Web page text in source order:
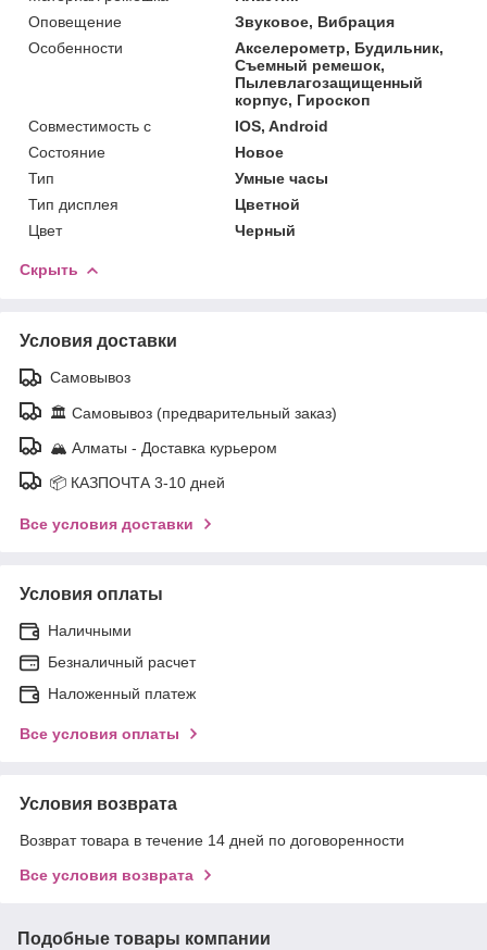
Оповещение
Звуковое, Вибрация
Особенности
Акселерометр, Будильник,
Съемный ремешок,
Пылевлагозащищенный
корпус, Гироскоп
Совместимость с
IOS, Android
Состояние
Новое
Тип
Умные часы
Тип дисплея
Цветной
Цвет
Черный
Скрыть
Условия доставки
Самовывоз
🏛️ Самовывоз (предварительный заказ)
🏔️ Алматы - Доставка курьером
📦 КАЗПОЧТА 3-10 дней
Все условия доставки
Условия оплаты
Наличными
Безналичный расчет
Наложенный платеж
Все условия оплаты
Условия возврата
Возврат товара в течение 14 дней по договоренности
Все условия возврата
Подобные товары компании